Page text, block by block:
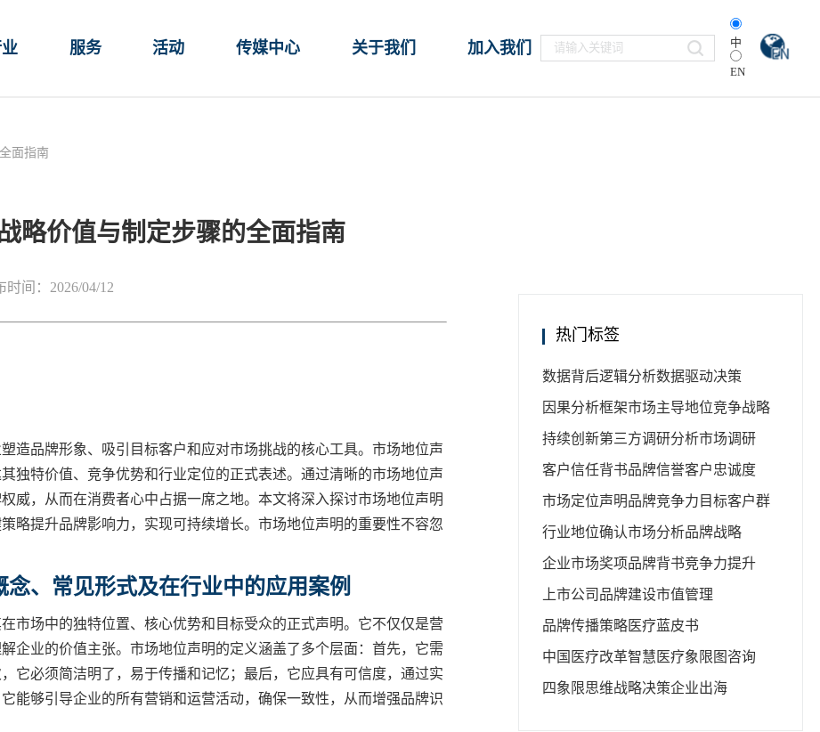
服务 活动 传媒中心 关于我们 加入我们 中
EN
面指南
略价值与制定步骤的全面指南
时间：2026/04/12
造品牌形象、吸引目标客户和应对市场挑战的核心工具。市场地位声
独特价值、竞争优势和行业定位的正式表述。通过清晰的市场地位声
威，从而在消费者心中占据一席之地。本文将深入探讨市场地位声明
略提升品牌影响力，实现可持续增长。市场地位声明的重要性不容忽
、常见形式及在行业中的应用案例
市场中的独特位置、核心优势和目标受众的正式声明。它不仅仅是营
企业的价值主张。市场地位声明的定义涵盖了多个层面：首先，它需
它必须简洁明了，易于传播和记忆；最后，它应具有可信度，通过实
能够引导企业的所有营销和运营活动，确保一致性，从而增强品牌识
热门标签
数据背后逻辑分析数据驱动决策
因果分析框架市场主导地位竞争战略
持续创新第三方调研分析市场调研
客户信任背书品牌信誉客户忠诚度
市场定位声明品牌竞争力 目标客户群
行业地位确认市场分析品牌战略
企业市场奖项品牌背书竞争力提升
上市公司品牌建设市值管理
品牌传播策略医疗蓝皮书
中国医疗改革智慧医疗象限图咨询
四象限思维战略决策企业出海